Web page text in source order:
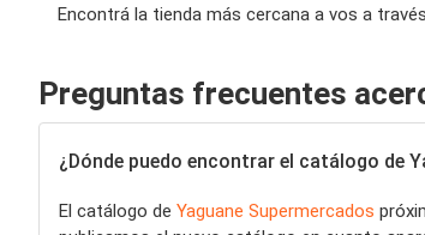
Encontrá la tienda más cercana a vos a
Preguntas frecuentes
¿Dónde puedo encontrar el catálogo de
El catálogo de Yaguane Supermercados